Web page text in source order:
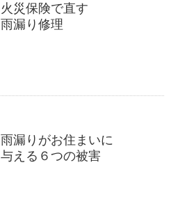
火災保険で直す
雨漏り修理
雨漏りがお住まいに
与える６つの被害